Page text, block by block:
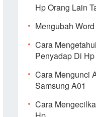
Hp Orang Lain
Mengubah
Cara
Penyadap Di Hp
Cara Mengunci
Samsung A01
Cara